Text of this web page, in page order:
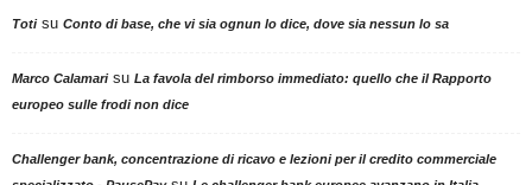
Totisu Conto di base, che vi sia ognun lo dice, dove sia nessun lo sa
Marco Calamarisu La favola del rimborso immediato: quello che il Rapporto
europeo sulle frodi non dice
Challenger bank, concentrazione di ricavo e lezioni per il credito commerciale